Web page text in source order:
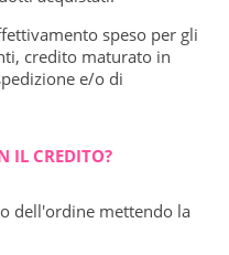
speso per gli
credito maturato in
e/o di
IL CREDITO?
dell'ordine mettendo la